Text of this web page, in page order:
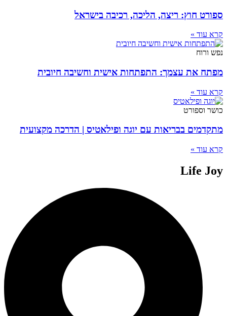
ספורט חוץ: ריצה, הליכה, רכיבה בישראל
קרא עוד »
נפש ורוח
מפתח את עצמך: התפתחות אישית וחשיבה חיובית
קרא עוד »
כושר וספורט
מתקדמים בבריאות עם יוגה ופילאטיס | הדרכה מקצועית
קרא עוד »
Life Joy